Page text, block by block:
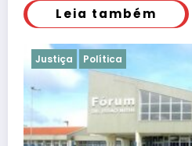
Leia também
Justiça Polícia
Justiça barra Festa
falta de atestados